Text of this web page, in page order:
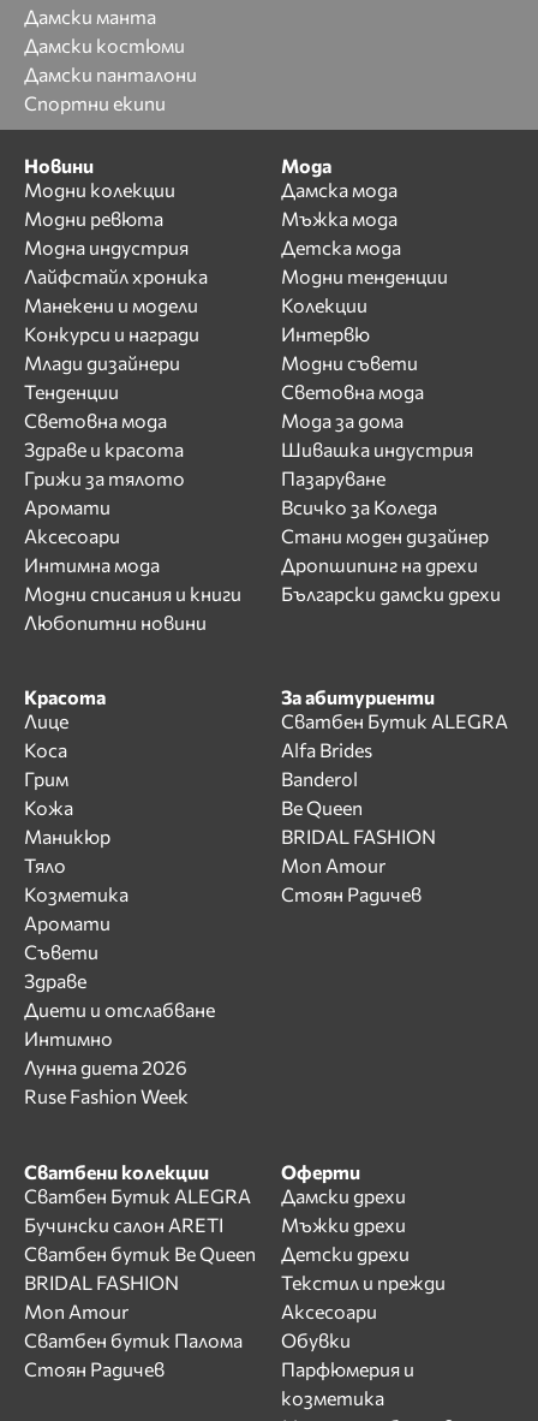
Дамски манта
Дамски костюми
Дамски панталони
Спортни екипи
Новини
Модни колекции
Модни ревюта
Модна индустрия
Лайфстайл хроника
Манекени и модели
Конкурси и награди
Млади дизайнери
Тенденции
Световна мода
Здраве и красота
Грижи за тялото
Аромати
Аксесоари
Интимна мода
Модни списания и книги
Любопитни новини
Мода
Дамска мода
Мъжка мода
Детска мода
Модни тенденции
Колекции
Интервю
Модни съвети
Световна мода
Мода за дома
Шивашка индустрия
Пазаруване
Всичко за Коледа
Стани моден дизайнер
Дропшипинг на дрехи
Български дамски дрехи
Красота
Лице
Коса
Грим
Кожа
Маникюр
Тяло
Козметика
Аромати
Съвети
Здраве
Диети и отслабване
Интимно
Лунна диета 2026
Ruse Fashion Week
За абитуриенти
Сватбен Бутик ALEGRA
Alfa Brides
Banderol
Be Queen
BRIDAL FASHION
Mon Amour
Стоян Радичев
Сватбени колекции
Сватбен Бутик ALEGRA
Бучински салон ARETI
Сватбен бутик Be Queen
BRIDAL FASHION
Mon Amour
Сватбен бутик Палома
Стоян Радичев
Оферти
Дамски дрехи
Мъжки дрехи
Детски дрехи
Текстил и прежди
Аксесоари
Обувки
Парфюмерия и
козметика